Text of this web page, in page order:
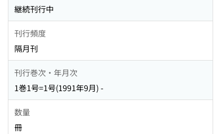
継続刊行中
刊行頻度
隔月刊
刊行巻次・年月次
1巻1号=1号(1991年9月) -
数量
冊